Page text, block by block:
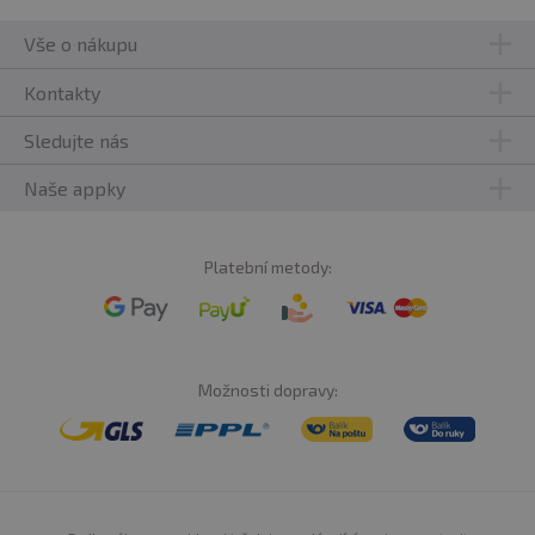
Upozornění pro alergiky:
jsou
tučně
Vše o nákupu
Kontakty
Sledujte nás
Naše appky
Platební metody:
Možnosti dopravy: